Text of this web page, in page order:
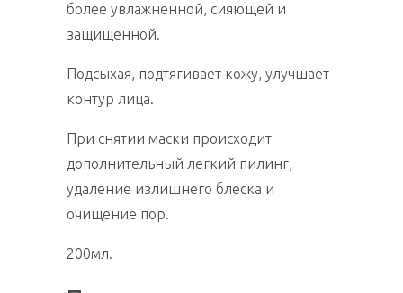
более увлажненной, сияющей и
защищенной.
Подсыхая, подтягивает кожу, улучшает
контур лица.
При снятии маски происходит
дополнительный легкий пилинг,
удаление излишнего блеска и
очищение пор.
200мл.